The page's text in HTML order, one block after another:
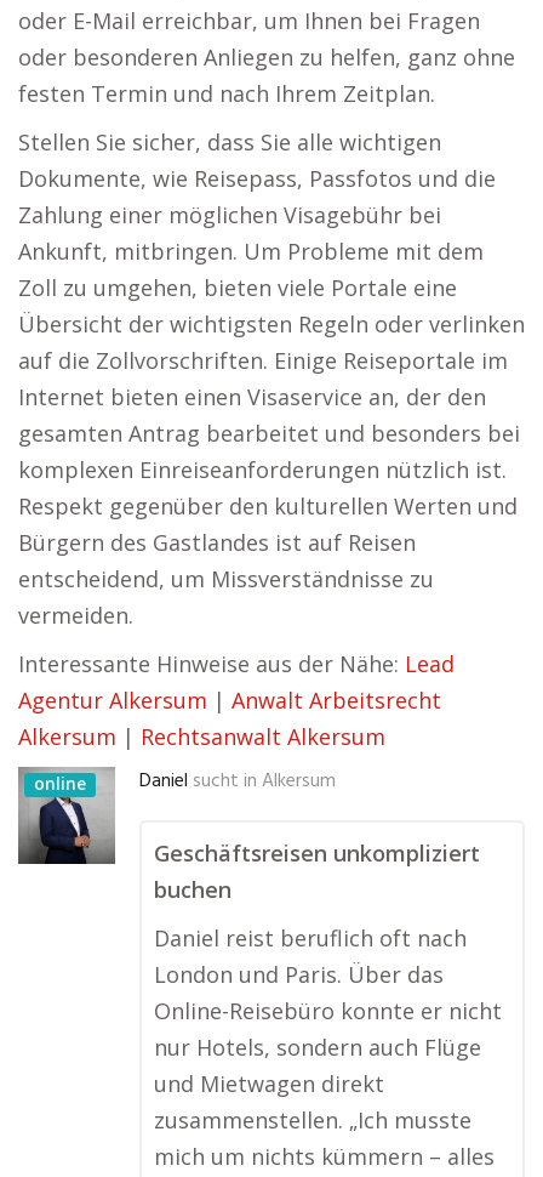
oder E-Mail erreichbar, um Ihnen bei Fragen
oder besonderen Anliegen zu helfen, ganz ohne
festen Termin und nach Ihrem Zeitplan.
Stellen Sie sicher, dass Sie alle wichtigen
Dokumente, wie Reisepass, Passfotos und die
Zahlung einer möglichen Visagebühr bei
Ankunft, mitbringen. Um Probleme mit dem
Zoll zu umgehen, bieten viele Portale eine
Übersicht der wichtigsten Regeln oder verlinken
auf die Zollvorschriften. Einige Reiseportale im
Internet bieten einen Visaservice an, der den
gesamten Antrag bearbeitet und besonders bei
komplexen Einreiseanforderungen nützlich ist.
Respekt gegenüber den kulturellen Werten und
Bürgern des Gastlandes ist auf Reisen
entscheidend, um Missverständnisse zu
vermeiden.
Interessante Hinweise aus der Nähe: Lead
Agentur Alkersum | Anwalt Arbeitsrecht
Alkersum | Rechtsanwalt Alkersum
online Daniel sucht in Alkersum
Geschäftsreisen unkompliziert
buchen
Daniel reist beruflich oft nach
London und Paris. Über das
Online-Reisebüro konnte er nicht
nur Hotels, sondern auch Flüge
und Mietwagen direkt
zusammenstellen. „Ich musste
mich um nichts kümmern – alles